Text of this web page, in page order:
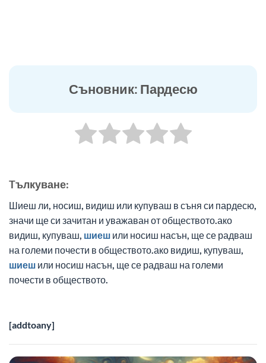
Съновник: Пардесю
Tълкуване:
Шиеш ли, носиш, видиш или купуваш в съня си пардесю,
значи ще си зачитан и уважаван от обществото.ако
видиш, купуваш, шиеш или носиш насън, ще се радваш
на големи почести в обществото.ако видиш, купуваш,
шиеш или носиш насън, ще се радваш на големи
почести в обществото.
[addtoany]